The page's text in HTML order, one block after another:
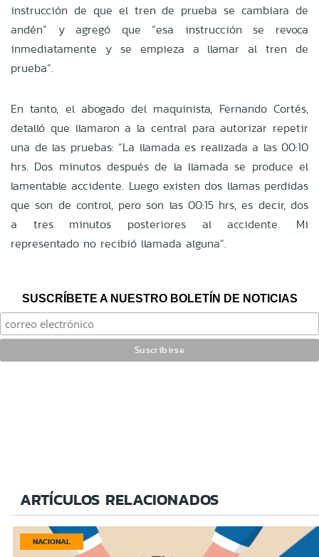
instrucción de que el tren de prueba se cambiara de
andén” y agregó que “esa instrucción se revoca
inmediatamente y se empieza a llamar al tren de
prueba”.
En tanto, el abogado del maquinista, Fernando Cortés,
detalló que llamaron a la central para autorizar repetir
una de las pruebas: “La llamada es realizada a las 00:10
hrs. Dos minutos después de la llamada se produce el
lamentable accidente. Luego existen dos llamas perdidas
que son de control, pero son las 00:15 hrs, es decir, dos
a tres minutos posteriores al accidente. Mi
representado no recibió llamada alguna”.
SUSCRÍBETE A NUESTRO BOLETÍN DE NOTICIAS
ARTÍCULOS RELACIONADOS
NACIONAL